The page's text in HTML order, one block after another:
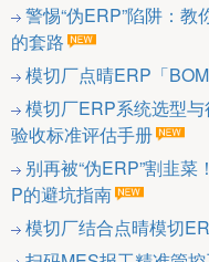
警惕“伪ERP”陷阱：
的套路
模切厂点晴ERP「
模切厂ERP系统选型
验收标准评估手册
别再被“伪ERP”割韭
P的避坑指南
模切厂结合点晴模切